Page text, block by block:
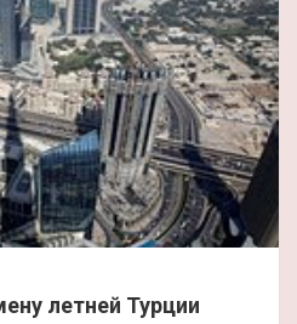
летней Турции